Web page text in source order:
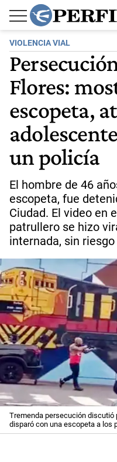
VIOLENCIA VIAL
Flores:
escopeta,
un policía
El hombre de 46
escopeta, fue
Ciudad. El video en
patrullero se hizo
internada, sin riesgo
Tremenda persecución discutió
disparó con una escopeta a los